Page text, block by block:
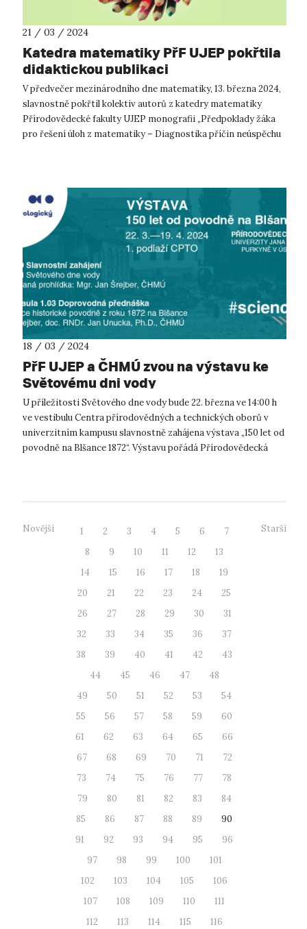
21 / 03 / 2024
Katedra matematiky PřF UJEP pokřtila
didaktickou publikaci
V předvečer mezinárodního dne matematiky, 13. března 2024,
slavnostně pokřtil kolektiv autorů z katedry matematiky
Přírodovědecké fakulty UJEP monografii „Předpoklady žáka
pro řešení úloh z matematiky – Diagnostika příčin neúspěchu
18 / 03 / 2024
PřF UJEP a ČHMÚ zvou na výstavu ke
Světovému dni vody
U příležitosti Světového dne vody bude 22. března ve 14:00 h
ve vestibulu Centra přírodovědných a technických oborů v
univerzitním kampusu slavnostně zahájena výstava „150 let od
povodně na Blšance 1872“. Výstavu pořádá Přírodovědecká
Novější 1 2 3 4 5 6
7
8
9 10 11 12
13
14
15 16 17 18
19
20
21 22 23 24
25
26
27 28 29 30
31
32
33 34 35 36
37
38
39 40 41 42
43
44
45 46 47
48
49
50 51 52 53
54
55
56 57 58 59
60
61
62 63 64 65
66
67
68 69 70 71
72
73
74 75 76 77
78
79
80 81 82 83
84
85
86 87 88 89
90
91
92 93 94 95
96
97
98 99 100
101
102
103 104 105
106
107
108 109 110
111
112
113 114 115
116
Starší